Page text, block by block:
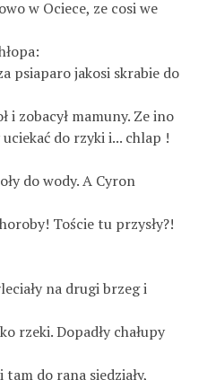
w Ociece, ze cosi we
psiaparo jakosi skrabie do
i zobacył mamuny. Ze ino
uciekać do rzyki i... chlap !
do wody. A Cyron
Toście tu przysły?!
na drugi brzeg i
rzeki. Dopadły chałupy
tam do rana siedziały,